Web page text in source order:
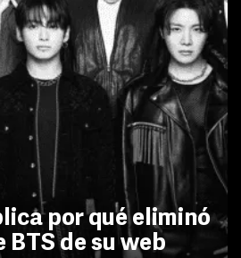
por qué eliminó
BTS de su web